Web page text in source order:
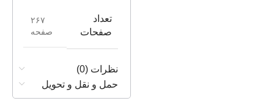
تعداد
صفحات
۲۶۷
صفحه
نظرات (0)
حمل و نقل و تحویل